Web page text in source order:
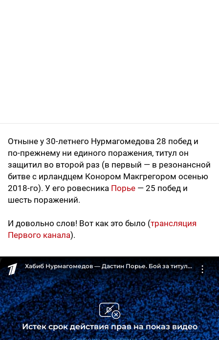
Отныне у 30-летнего Нурмагомедова 28 побед и
по-прежнему ни единого поражения, титул он
защитил во второй раз (в первый — в резонансной
битве с ирландцем Конором Макгрегором осенью
2018-го). У его ровесника Порье — 25 побед и
шесть поражений.
И довольно слов! Вот как это было (трансляция
Первого канала).